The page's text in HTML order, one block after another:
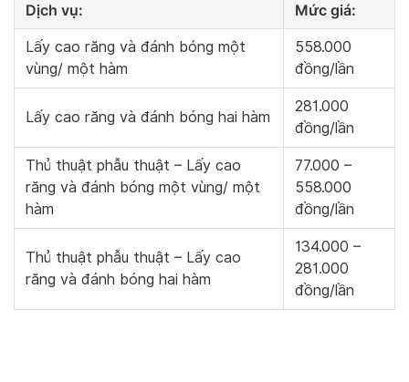
Dịch vụ: Mức giá:
Lấy cao răng và đánh bóng một
vùng/ một hàm
558.000
đồng/lần
Lấy cao răng và đánh bóng hai hàm
281.000
đồng/lần
Thủ thuật phẫu thuật – Lấy cao
răng và đánh bóng một vùng/ một
hàm
77.000 –
558.000
đồng/lần
Thủ thuật phẫu thuật – Lấy cao
răng và đánh bóng hai hàm
134.000 –
281.000
đồng/lần